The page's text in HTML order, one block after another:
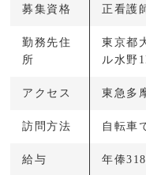
募集資格 正看護
勤務先住
所
東京都
ル水野
アクセス 東急多
訪問方法 自転車
給与 年俸